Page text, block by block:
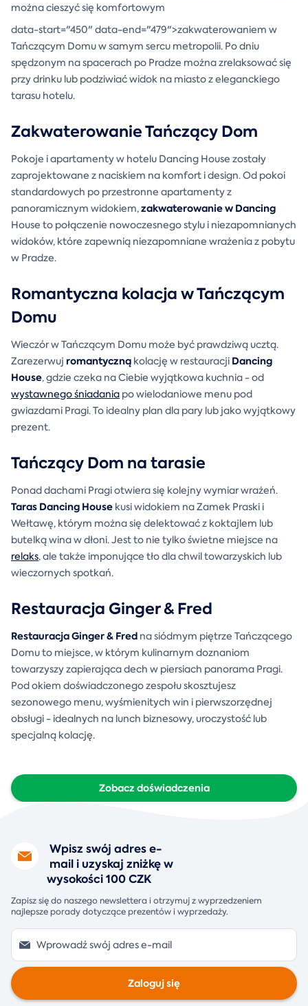
można cieszyć się komfortowym
data-start="450" data-end="479">zakwaterowaniem w
Tańczącym Domu w samym sercu metropolii. Po dniu
spędzonym na spacerach po Pradze można zrelaksować się
przy drinku lub podziwiać widok na miasto z eleganckiego
tarasu hotelu.
Zakwaterowanie Tańczący Dom
Pokoje i apartamenty w hotelu Dancing House zostały
zaprojektowane z naciskiem na komfort i design. Od pokoi
standardowych po przestronne apartamenty z
panoramicznym widokiem, zakwaterowanie w Dancing
House to połączenie nowoczesnego stylu i niezapomnianych
widoków, które zapewnią niezapomniane wrażenia z pobytu
w Pradze.
Romantyczna kolacja w Tańczącym
Domu
Wieczór w Tańczącym Domu może być prawdziwą ucztą.
Zarezerwuj romantyczną kolację w restauracji Dancing
House, gdzie czeka na Ciebie wyjątkowa kuchnia - od
wystawnego śniadania po wielodaniowe menu pod
gwiazdami Pragi. To idealny plan dla pary lub jako wyjątkowy
prezent.
Tańczący Dom na tarasie
Ponad dachami Pragi otwiera się kolejny wymiar wrażeń.
Taras Dancing House kusi widokiem na Zamek Praski i
Wełtawę, którym można się delektować z koktajlem lub
butelką wina w dłoni. Jest to nie tylko świetne miejsce na
relaks, ale także imponujące tło dla chwil towarzyskich lub
wieczornych spotkań.
Restauracja Ginger & Fred
Restauracja Ginger & Fred na siódmym piętrze Tańczącego
Domu to miejsce, w którym kulinarnym doznaniom
towarzyszy zapierająca dech w piersiach panorama Pragi.
Pod okiem doświadczonego zespołu skosztujesz
sezonowego menu, wyśmienitych win i pierwszorzędnej
obsługi - idealnych na lunch biznesowy, uroczystość lub
specjalną kolację.
Zobacz doświadczenia
Wpisz swój adres e-
mail i uzyskaj zniżkę w
wysokości 100 CZK
Zapisz się do naszego newslettera i otrzymuj z wyprzedzeniem
najlepsze porady dotyczące prezentów i wyprzedaży.
Zaloguj się